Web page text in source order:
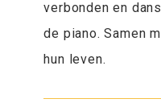
verbonden en
de piano. Samen
hun leven.